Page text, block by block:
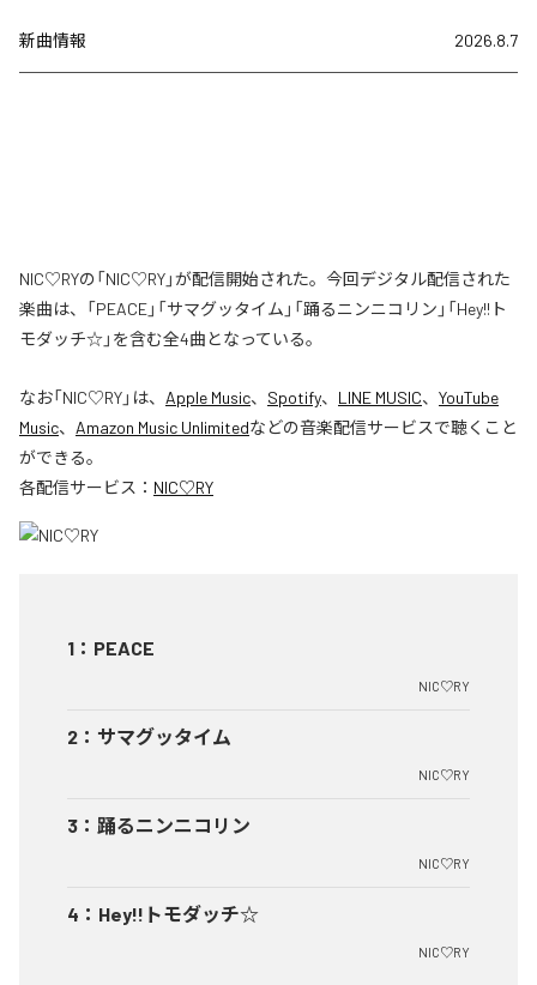
新曲情報 2026.8.7
NIC♡RYの「NIC♡RY」が配信開始された。今回デジタル配信された
楽曲は、「PEACE」「サマグッタイム」「踊るニンニコリン」「Hey!!ト
モダッチ☆」を含む全4曲となっている。
なお「NIC♡RY」は、 Apple Music、 Spotify、 LINE MUSIC、 YouTube
Music、 Amazon Music Unlimitedなどの音楽配信サービスで聴くこと
ができる。
各配信サービス： NIC♡RY
1 ： PEACE
NIC♡RY
2 ： サマグッタイム
NIC♡RY
3 ： 踊るニンニコリン
NIC♡RY
4 ： Hey!!トモダッチ☆
NIC♡RY